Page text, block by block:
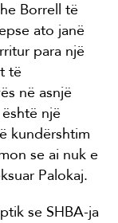
Borrell të
ato janë
para një
të
në asnjë
një
kundërshtim
se ai nuk e
Palokaj.
se SHBA-ja